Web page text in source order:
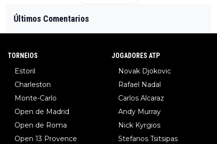
Últimos Comentarios
TORNEIOS
Estoril
Charleston
Monte-Carlo
Open de Madrid
Open de Roma
Open 13 Provence
JOGADORES ATP
Novak Djokovic
Rafael Nadal
Carlos Alcaraz
Andy Murray
Nick Kyrgios
Stefanos Tsitsipas